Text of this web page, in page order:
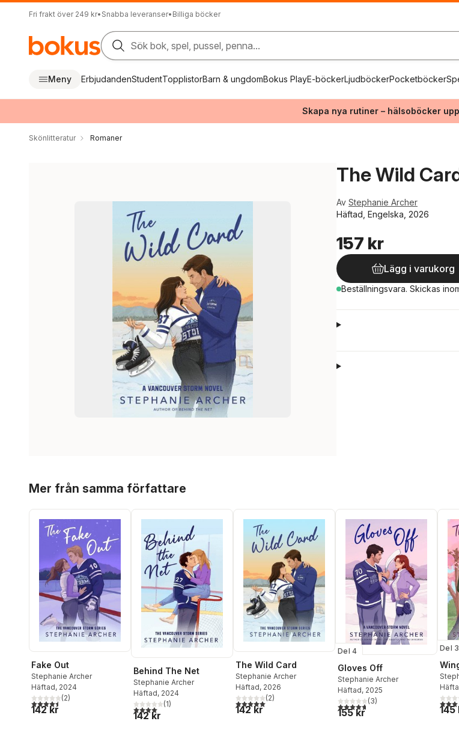
Fri frakt över 249 kr• Snabba leveranser• Billiga böcker
Sök bok, spel, pussel, penna...
Meny ErbjudandenStudentTopplistorBarn & ungdomBokus PlayE-böckerLjudböckerPocketböcker
Skapa nya rutiner – hälsoböcker
Skönlitteratur Romaner
The Wild
Av Stephanie Archer
Häftad, Engelska, 2026
157 kr
Lägg i varukorg
Beställningsvara. Skickas
Mer från samma författare
Fake Out
Stephanie Archer
Häftad, 2024
4,5utav 5 stjärnor. Totalt antal röster:
(2)
142 kr
Behind The Net
Stephanie Archer
Häftad, 2024
4,0utav 5 stjärnor. Totalt antal röster:
(1)
142 kr
The Wild Card
Stephanie Archer
Häftad, 2026
5,0utav 5 stjärnor. Totalt antal röster:
(2)
142 kr
Del 4
Gloves Off
Stephanie Archer
Häftad, 2025
4,7utav 5 stjärnor. Totalt antal
(3)
155 kr
Del 3
3,0
145